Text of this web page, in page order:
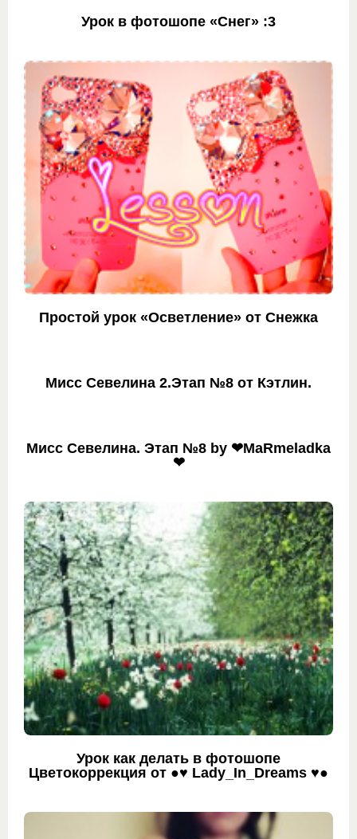
Урок в фотошопе «Снег» :3
Простой урок «Осветление» от Снежка
Мисс Севелина 2.Этап №8 от Кэтлин.
Мисс Севелина. Этап №8 by ❤MaRmeladka
❤
Урок как делать в фотошопе
Цветокоррекция от ●♥ Lady_In_Dreams ♥●